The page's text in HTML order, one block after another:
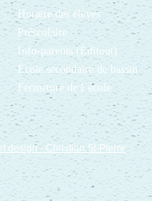
Horaire des élèves
Préscolaire
Info-parents (Éditout)
École secondaire de bassin
Fermeture de l’école
design - Christian St-Pierre